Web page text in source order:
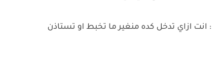
: انت ازاي تدخل كده منغير ما تخبط او تستاذن